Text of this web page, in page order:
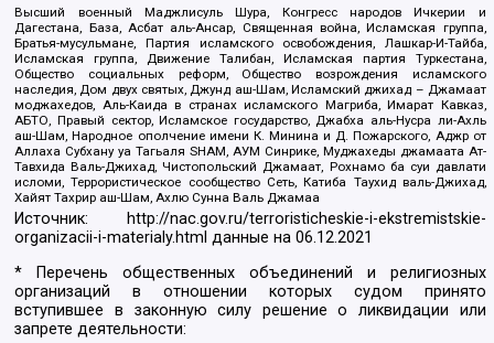
Высший военный Маджлисуль Шура, Конгресс народов Ичкерии и
Дагестана, База, Асбат аль-Ансар, Священная война, Исламская группа,
Братья-мусульмане, Партия исламского освобождения, Лашкар-И-Тайба,
Исламская группа, Движение Талибан, Исламская партия Туркестана,
Общество социальных реформ, Общество возрождения исламского
наследия, Дом двух святых, Джунд аш-Шам, Исламский джихад – Джамаат
моджахедов, Аль-Каида в странах исламского Магриба, Имарат Кавказ,
АБТО, Правый сектор, Исламское государство, Джабха аль-Нусра ли-Ахль
аш-Шам, Народное ополчение имени К. Минина и Д. Пожарского, Аджр от
Аллаха Субхану уа Тагьаля SHAM, АУМ Синрике, Муджахеды джамаата Ат-
Тавхида Валь-Джихад, Чистопольский Джамаат, Рохнамо ба суи давлати
исломи, Террористическое сообщество Сеть, Катиба Таухид валь-Джихад,
Хайят Тахрир аш-Шам, Ахлю Сунна Валь Джамаа
Источник:
http://nac.gov.ru/terroristicheskie-i-ekstremistskie-
organizacii-i-materialy.html данные на06.12.2021
* Перечень общественных объединений и религиозных
организаций в отношении которых судом принято
вступившее в законную силу решение о ликвидации или
запрете деятельности: